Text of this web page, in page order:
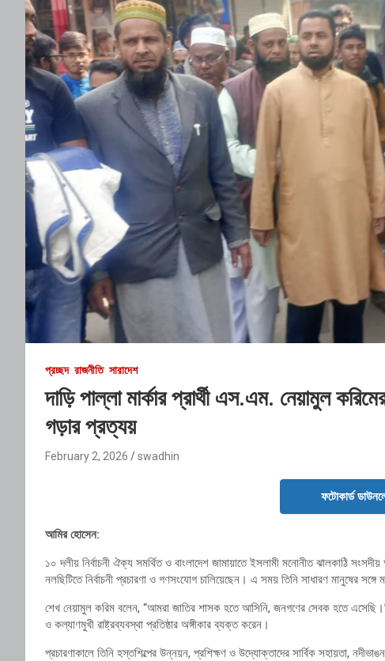
প্রচ্ছদ রাজনীতি সারাদেশ
দাড়ি পাল্লা মার্কার প্রার্থী এস.এম. নেয়ামুল
গড়ার প্রত্যয়
February 2, 2026 swadhin
ফটোকার্ড
আমির হোসেন:
১০ দলীয় নির্বাচনী ঐক্য সমর্থিত ও বাংলাদেশ জামায়াতে ইসলামী মনোনীত ঝালকাঠি
নলছিটিতে নির্বাচনী প্রচারণা ও গণসংযোগ চালিয়েছেন। এ সময় তিনি সাধারণ মানুষের সঙ্গে
শেখ নেয়ামুল করিম বলেন, “আমরা জাতির শাসক হতে আসিনি, জনগণের সেবক হতে এসেছি।”
ও কল্যাণমুখী রাষ্ট্রব্যবস্থা প্রতিষ্ঠার অঙ্গীকার ব্যক্ত করেন।
প্রচারণাকালে তিনি হস্তশিল্পের উন্নয়ন, প্রশিক্ষণ ও উদ্যোক্তাদের সার্বিক সহায়তা,